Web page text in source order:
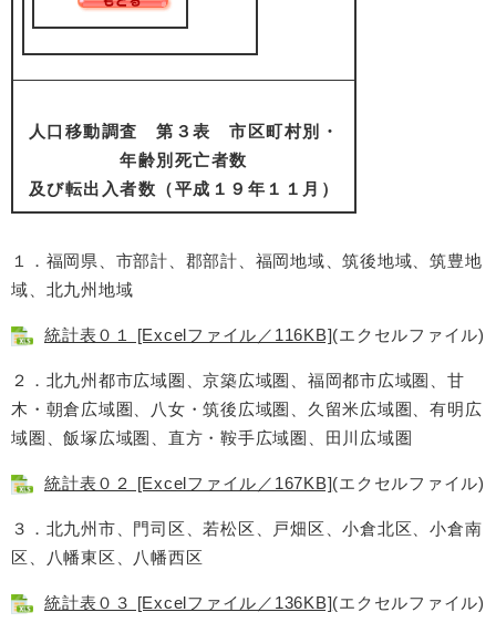
人口移動調査 第３表 市区町村別・
年齢別死亡者数
及び転出入者数（平成１９年１１月）
１．福岡県、市部計、郡部計、福岡地域、筑後地域、筑豊地
域、北九州地域
統計表０１ [Excelファイル／116KB](エクセルファイル)
２．北九州都市広域圏、京築広域圏、福岡都市広域圏、甘
木・朝倉広域圏、八女・筑後広域圏、久留米広域圏、有明広
域圏、飯塚広域圏、直方・鞍手広域圏、田川広域圏
統計表０２ [Excelファイル／167KB](エクセルファイル)
３．北九州市、門司区、若松区、戸畑区、小倉北区、小倉南
区、八幡東区、八幡西区
統計表０３ [Excelファイル／136KB](エクセルファイル)